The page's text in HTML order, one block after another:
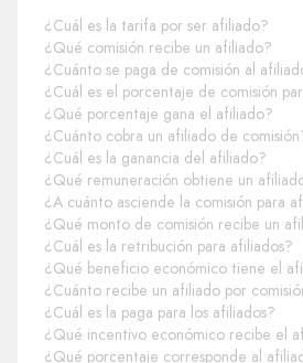
¿Cuál es la tarifa por ser afiliado?
¿Qué comisión recibe un afiliado?
¿Cuánto se paga de comisión al
¿Cuál es el porcentaje de comisión
¿Qué porcentaje gana el afiliado?
¿Cuánto cobra un afiliado de
¿Cuál es la ganancia del afiliado?
¿Qué remuneración obtiene un
¿A cuánto asciende la comisión para
¿Qué monto de comisión recibe un
¿Cuál es la retribución para afiliados?
¿Qué beneficio económico tiene el
¿Cuánto recibe un afiliado por
¿Cuál es la paga para los afiliados?
¿Qué incentivo económico recibe el
¿Qué porcentaje corresponde al